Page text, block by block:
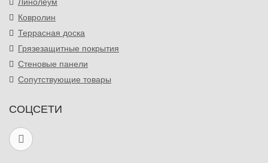
Ковролин
Террасная доска
Грязезащитные покрытия
Стеновые панели
Сопутствующие товары
СОЦСЕТИ